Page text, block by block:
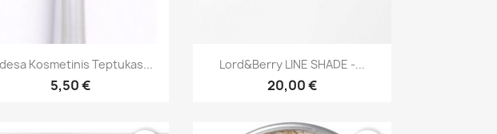
Greita peržiūra
Kosmetinis Teptukas...
5,50 €
Greita peržiūra
Lord&Berry LINE SHADE -...
20,00 €